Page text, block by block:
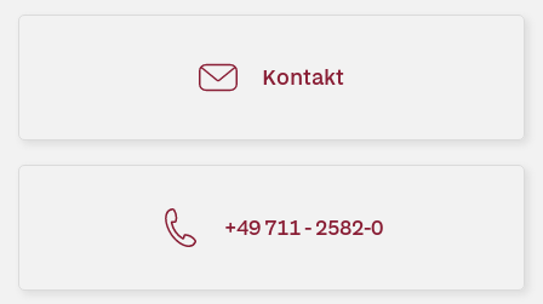
Kontakt
+49 711 - 2582-0